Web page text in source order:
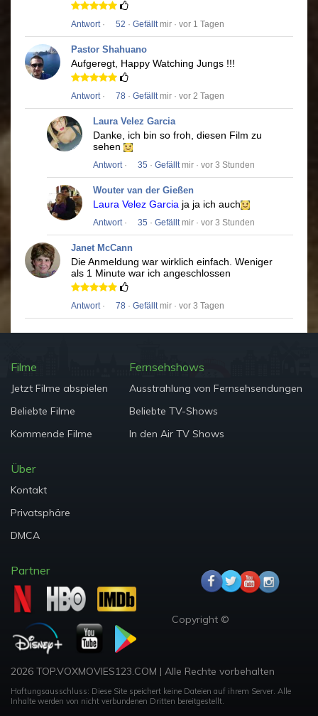
Antwort· 52 · Gefälltmir · vor 1 Tagen
Pastor Shahuano
Aufgeregt, Happy Watching Jungs !!!
Antwort· 78 · Gefälltmir · vor 2 Tagen
Laura Velez Garcia
Danke, ich bin so froh, diesen Film zu
sehen
Antwort· 35 · Gefälltmir · vor 3 Stunden
Wouter van der Gießen
Laura Velez Garcia ja ja ich auch
Antwort· 35 · Gefälltmir · vor 3 Stunden
Janet McCann
Die Anmeldung war wirklich einfach. Weniger
als 1 Minute war ich angeschlossen
Antwort· 78 · Gefälltmir · vor 3 Tagen
Filme
Jetzt Filme abspielen
Beliebte Filme
Kommende Filme
Fernsehshows
Ausstrahlung von Fernsehsendungen
Beliebte TV-Shows
In den Air TV Shows
Über
Kontakt
Privatsphäre
DMCA
Partner
Copyright ©
2026 TOP.VOXMOVIES123.COM | Alle Rechte vorbehalten
Haftungsausschluss: Diese Site speichert keine Dateien auf ihrem Server. Alle
Inhalte werden von nicht verbundenen Dritten bereitgestellt.